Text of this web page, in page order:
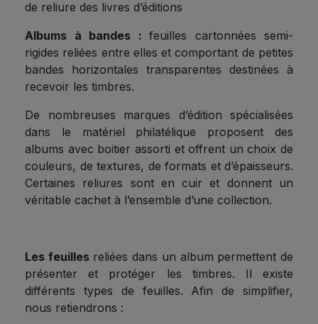
de reliure des livres d’éditions
Albums à bandes : feuilles cartonnées semi-
rigides reliées entre elles et comportant de petites
bandes horizontales transparentes destinées à
recevoir les timbres.
De nombreuses marques d’édition spécialisées
dans le matériel philatélique proposent des
albums avec boitier assorti et offrent un choix de
couleurs, de textures, de formats et d’épaisseurs.
Certaines reliures sont en cuir et donnent un
véritable cachet à l’ensemble d’une collection.
Les feuillesreliées dans un album permettent de
présenter et protéger les timbres. Il existe
différents types de feuilles. Afin de simplifier,
nous retiendrons :